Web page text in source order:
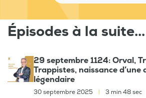
Épisodes à la suite...
29 septembre 1124: Orval,
Trappistes, naissance d’une
légendaire
30 septembre 2025 3 min 48 sec